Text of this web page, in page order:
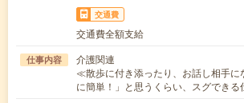
交通費
交通費全額支給
仕事内容
介護関連
≪散歩に付き添ったり、お話し相手
に簡単！」と思うくらい、スグでき